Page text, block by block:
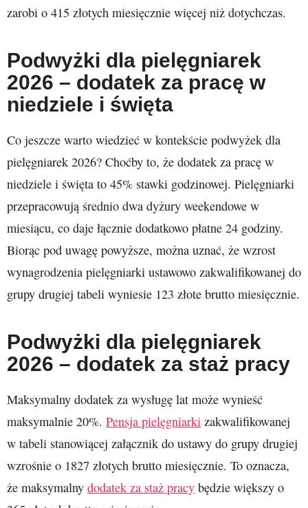
zarobi o 415 złotych miesięcznie więcej niż dotychczas.
Podwyżki dla pielęgniarek
2026 – dodatek za pracę w
niedziele i święta
Co jeszcze warto wiedzieć w kontekście podwyżek dla
pielęgniarek 2026? Choćby to, że dodatek za pracę w
niedziele i święta to 45% stawki godzinowej. Pielęgniarki
przepracowują średnio dwa dyżury weekendowe w
miesiącu, co daje łącznie dodatkowo płatne 24 godziny.
Biorąc pod uwagę powyższe, można uznać, że wzrost
wynagrodzenia pielęgniarki ustawowo zakwalifikowanej do
grupy drugiej tabeli wyniesie 123 złote brutto miesięcznie.
Podwyżki dla pielęgniarek
2026 – dodatek za staż pracy
Maksymalny dodatek za wysługę lat może wynieść
maksymalnie 20%. Pensja pielęgniarki zakwalifikowanej
w tabeli stanowiącej załącznik do ustawy do grupy drugiej
wzrośnie o 1827 złotych brutto miesięcznie. To oznacza,
że maksymalny dodatek za staż pracy będzie większy o